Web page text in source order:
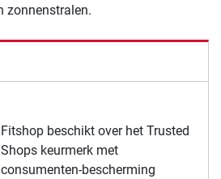
Fitshop beschikt over het Trusted
Shops keurmerk met
consumenten-bescherming
zonnenstralen.